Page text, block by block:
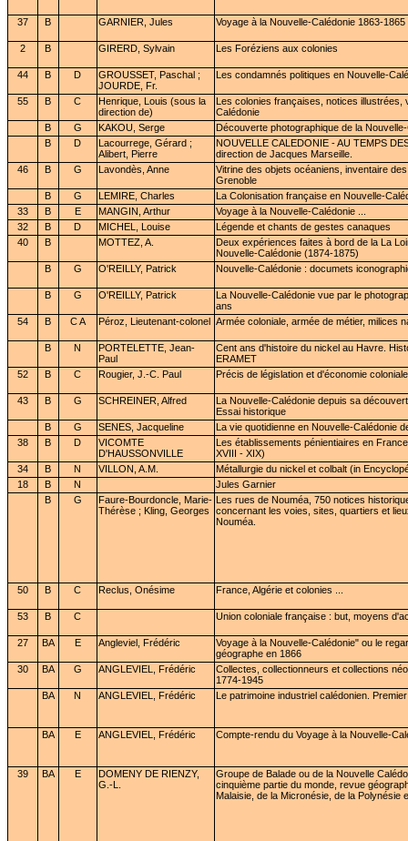
37 B GARNIER, Jules Voyage à la Nouvelle-Calédonie 1863-1865
2 B GIRERD, Sylvain Les Foréziens aux colonies
44 B D
GROUSSET, Paschal ;
JOURDE, Fr.
Les condamnés politiques en Nouvelle-
55 B C
Henrique, Louis (sous la
direction de)
Les colonies françaises, notices illustrées,
Calédonie
B
G KAKOU, Serge
Découverte photographique de la
B
D
Lacourrege, Gérard ;
Alibert, Pierre
NOUVELLE CALEDONIE - AU TEMPS
direction de Jacques Marseille.
46
B G Lavondès, Anne
Vitrine des objets océaniens, inventaire
Grenoble
B
G LEMIRE, Charles
La Colonisation française en Nouvelle-
33
B E MANGIN, Arthur
Voyage à la Nouvelle-Calédonie ...
32
B D MICHEL, Louise
Légende et chants de gestes canaques
40
B MOTTEZ, A.
Deux expériences faites à bord de la La
Nouvelle-Calédonie (1874-1875)
B
G O'REILLY, Patrick Nouvelle-Calédonie : documets
B G O'REILLY, Patrick
La Nouvelle-Calédonie vue par le
ans
54
B C A Péroz, Lieutenant-colonel Armée coloniale, armée de métier, milices
B N
PORTELETTE, Jean-
Paul
Cent ans d'histoire du nickel au Havre.
ERAMET
52
B C Rougier, J.-C. Paul Précis de législation et d'économie coloniale
43 B G SCHREINER, Alfred
La Nouvelle-Calédonie depuis sa
Essai historique
B
G SENES, Jacqueline
La vie quotidienne en Nouvelle-Calédonie
38
B D
VICOMTE
D'HAUSSONVILLE
Les établissements pénientiaires en
XVIII - XIX)
34
B N VILLON, A.M.
Métallurgie du nickel et colbalt (in
18
B N
Jules Garnier
B
G
Faure-Bourdoncle, Marie-
Thérèse ; Kling, Georges
Les rues de Nouméa, 750 notices
concernant les voies, sites, quartiers et
Nouméa.
50 B C Reclus, Onésime France, Algérie et colonies ...
53 B C Union coloniale française : but, moyens
27 BA E Angleviel, Frédéric
Voyage à la Nouvelle-Calédonie" ou le
géographe en 1866
30
BA G ANGLEVIEL, Frédéric
Collectes, collectionneurs et collections
1774-1945
BA
N ANGLEVIEL, Frédéric Le patrimoine industriel calédonien.
BA E ANGLEVIEL, Frédéric Compte-rendu du Voyage à la Nouvelle-
39 BA E
DOMENY DE RIENZY,
G.-L.
Groupe de Balade ou de la Nouvelle
cinquième partie du monde, revue
Malaisie, de la Micronésie, de la Polynésie